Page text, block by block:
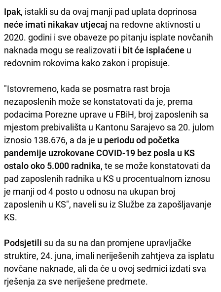
Ipak, istakli su da ovaj manji pad uplata doprinosa
neće imati nikakav utjecaj na redovne aktivnosti u
2020. godini i sve obaveze po pitanju isplate novčanih
naknada mogu se realizovati i bit će isplaćene u
redovnim rokovima kako zakon i propisuje.
"Istovremeno, kada se posmatra rast broja
nezaposlenih može se konstatovati da je, prema
podacima Porezne uprave u FBiH, broj zaposlenih sa
mjestom prebivališta u Kantonu Sarajevo sa 20. julom
iznosio 138.676, a da je u periodu od početka
pandemije uzrokovane COVID-19 bez posla u KS
ostalo oko 5.000 radnika, te se može konstatovati da
pad zaposlenih radnika u KS u procentualnom iznosu
je manji od 4 posto u odnosu na ukupan broj
zaposlenih u KS", naveli su iz Službe za zapošljavanje
KS.
Podsjetili su da su na dan promjene upravljačke
struktire, 24. juna, imali neriješenih zahtjeva za isplatu
novčane naknade, ali da će u ovoj sedmici izdati sva
rješenja za sve neriješene predmete.